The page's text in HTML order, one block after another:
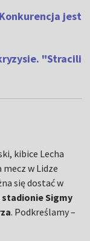
jest
"Stracili
kibice Lecha
w Lidze
się dostać w
stadionie Sigmy
. Podkreślamy –